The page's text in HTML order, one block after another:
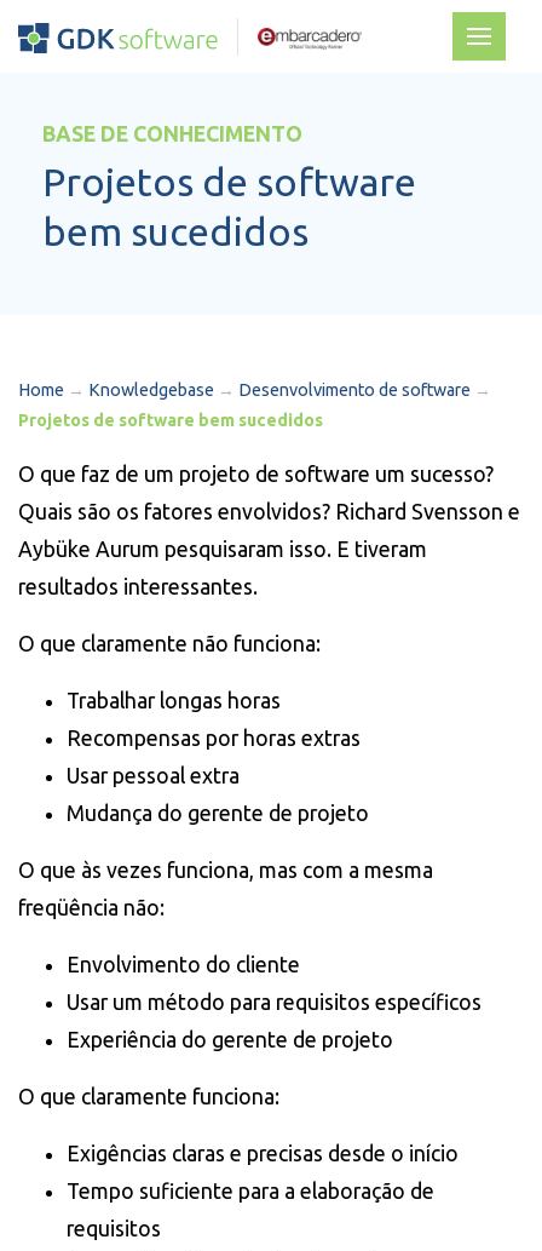
BASE DE CONHECIMENTO
Projetos de software
bem sucedidos
Home → Knowledgebase → Desenvolvimento de software →
Projetos de software bem sucedidos
O que faz de um projeto de software um sucesso?
Quais são os fatores envolvidos? Richard Svensson e
Aybüke Aurum pesquisaram isso. E tiveram
resultados interessantes.
O que claramente não funciona:
Trabalhar longas horas
Recompensas por horas extras
Usar pessoal extra
Mudança do gerente de projeto
O que às vezes funciona, mas com a mesma
freqüência não:
Envolvimento do cliente
Usar um método para requisitos específicos
Experiência do gerente de projeto
O que claramente funciona:
Exigências claras e precisas desde o início
Tempo suficiente para a elaboração de
requisitos